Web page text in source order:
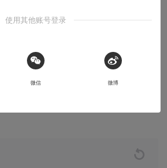
使用其他账号登录
微信 微博